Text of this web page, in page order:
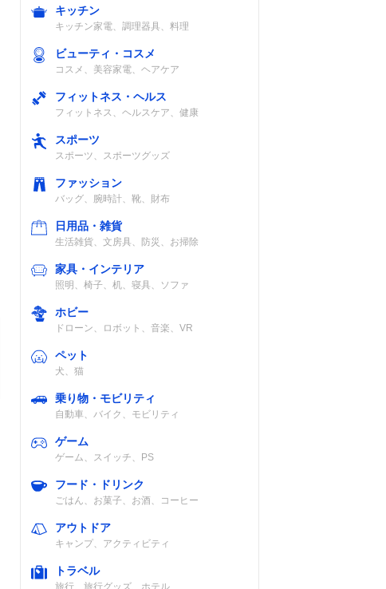
キッチン
キッチン家電、調理器具、料理
ビューティ・コスメ
コスメ、美容家電、ヘアケア
フィットネス・ヘルス
フィットネス、ヘルスケア、健康
スポーツ
スポーツ、スポーツグッズ
ファッション
バッグ、腕時計、靴、財布
日用品・雑貨
生活雑貨、文房具、防災、お掃除
家具・インテリア
照明、椅子、机、寝具、ソファ
ホビー
ドローン、ロボット、音楽、VR
ペット
犬、猫
乗り物・モビリティ
自動車、バイク、モビリティ
ゲーム
ゲーム、スイッチ、PS
フード・ドリンク
ごはん、お菓子、お酒、コーヒー
アウトドア
キャンプ、アクティビティ
トラベル